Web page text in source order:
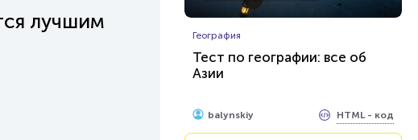
лучшим
География
Тест по географии: все об
Азии
balynskiy HTML - код